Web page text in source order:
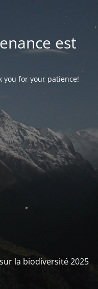
est
you for your patience!
la biodiversité 2025